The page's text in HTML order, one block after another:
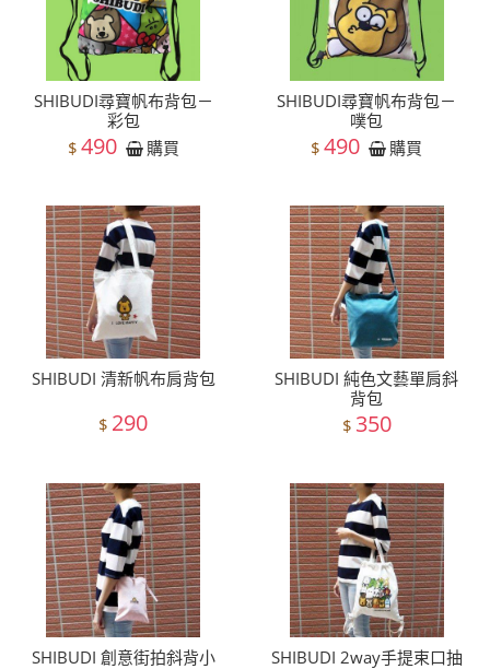
SHIBUDI尋寶帆布背包－
彩包
$ 490 購買
SHIBUDI尋寶帆布背包－
噗包
$ 490 購買
SHIBUDI 清新帆布肩背包
$ 290
SHIBUDI 純色文藝單肩斜
背包
$ 350
SHIBUDI 創意街拍斜背小
SHIBUDI 2way手提束口抽